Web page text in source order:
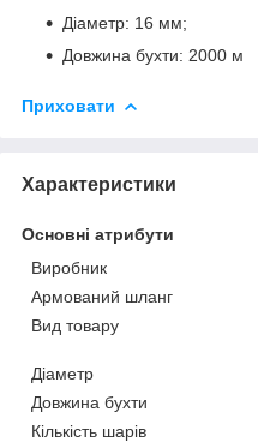
Діаметр: 16 мм;
Довжина бухти: 2000 м
Приховати
Характеристики
Основні атрибути
Виробник
Армований шланг
Вид товару
Діаметр
Довжина бухти
Кількість шарів